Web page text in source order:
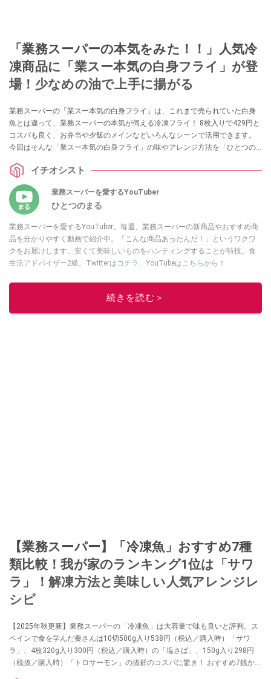
「業務スーパーの本気をみた！！」人気冷
凍商品に「業スー本気の白身フライ」が登
場！少なめの油で上手に揚がる
業務スーパーの「業スー本気の白身フライ」は、これまで売られていた白身
魚とは違って、業務スーパーの本気が伺える冷凍フライ！ 8枚入りで429円と
コスパも良く、お弁当や夕飯のメインなどいろんなシーンで活用できます。
今回はそんな「業スー本気の白身フライ」の味やアレンジ方法を「ひとつの
ぜひ参考にしてみてくださいね。
イチオシスト
業務スーパーを愛するYouTuber
ひとつのまる
業務スーパーを愛するYouTuber。毎週、業務スーパーの新商品やおすすめ商
品を分かりやすく動画で紹介中。「こんな商品あったんだ！」というワクワ
クをお届けします。安くて美味しいものをハンティングすることが特技。食
生活アドバイザー2級。Twitterは コチラ 、YouTubeはこちらから！
このイチオシストの他の記事を読む
続きを読む＞
【業務スーパー】「冷凍魚」おすすめ7種
類比較！我が家のランキング1位は「サワ
ラ」！解凍方法と美味しい人気アレンジレ
シピ
【2025年秋更新】業務スーパーの「冷凍魚」は大容量で味も良いと評判。ス
ペインで食を学んだ秦さんは10切500g入り538円（税込／購入時）「サワ
ラ」、4枚320g入り300円（税込／購入時）の「塩さば」、150g入り298円
（税抜／購入時）「トロサーモン」の抜群のコスパに驚き！ おすすめ7銭から